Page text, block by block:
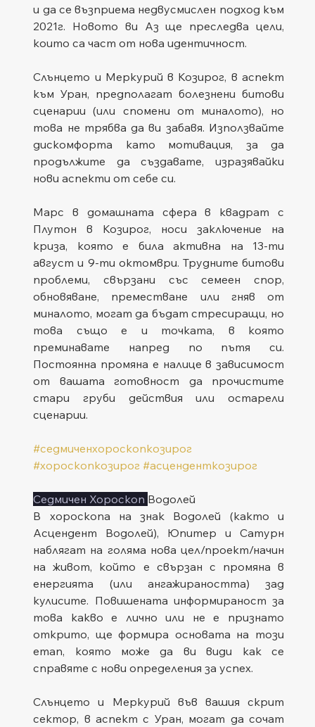
и да се възприема недвусмислен подход към
2021г. Новото ви Аз ще преследва цели,
които са част от нова идентичност.
Слънцето и Меркурий в Козирог, в аспект
към Уран, предполагат болезнени битови
сценарии (или спомени от миналото), но
това не трябва да ви забавя. Използвайте
дискомфорта като мотивация, за да
продължите да създавате, изразявайки
нови аспекти от себе си.
Марс в домашната сфера в квадрат с
Плутон в Козирог, носи заключение на
криза, която е била активна на 13-ти
август и 9-ти октомври. Трудните битови
проблеми, свързани със семеен спор,
обновяване, преместване или гняв от
миналото, могат да бъдат стресиращи, но
това също е и точката, в която
преминавате напред по пътя си.
Постоянна промяна е налице в зависимост
от вашата готовност да прочистите
стари груби действия или остарели
сценарии.
#седмиченхороскопкозирог
#хороскопкозирог #асценденткозирог
Седмичен Хороскоп Водолей
В хороскопа на знак Водолей (както и
Асцендент Водолей), Юпитер и Сатурн
наблягат на голяма нова цел/проект/начин
на живот, който е свързан с промяна в
енергията (или ангажираността) зад
кулисите. Повишената информираност за
това какво е лично или не е признато
открито, ще формира основата на този
етап, която може да ви види как се
справяте с нови определения за успех.
Слънцето и Меркурий във вашия скрит
сектор, в аспект с Уран, могат да сочат